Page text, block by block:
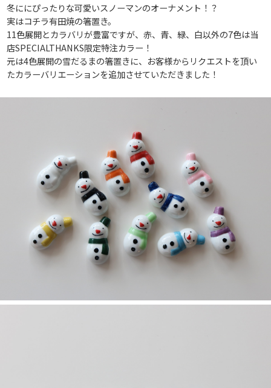
冬ににぴったりな可愛いスノーマンのオーナメント！？
実はコチラ有田焼の箸置き。
11色展開とカラバリが豊富ですが、赤、青、緑、白以外の7色は当
店SPECIALTHANKS限定特注カラー！
元は4色展開の雪だるまの箸置きに、お客様からリクエストを頂い
たカラーバリエーションを追加させていただきました！